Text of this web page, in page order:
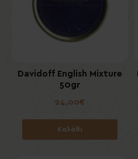
Davidoff English Mixture
50gr
24,00€
Καλάθι